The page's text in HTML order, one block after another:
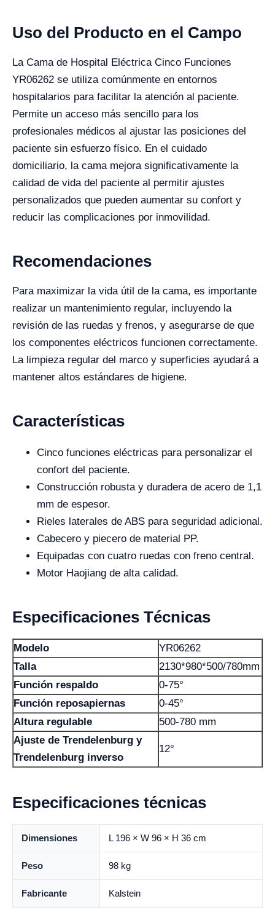
Uso del Producto en el Campo
La Cama de Hospital Eléctrica Cinco Funciones
YR06262 se utiliza comúnmente en entornos
hospitalarios para facilitar la atención al paciente.
Permite un acceso más sencillo para los
profesionales médicos al ajustar las posiciones del
paciente sin esfuerzo físico. En el cuidado
domiciliario, la cama mejora significativamente la
calidad de vida del paciente al permitir ajustes
personalizados que pueden aumentar su confort y
reducir las complicaciones por inmovilidad.
Recomendaciones
Para maximizar la vida útil de la cama, es importante
realizar un mantenimiento regular, incluyendo la
revisión de las ruedas y frenos, y asegurarse de que
los componentes eléctricos funcionen correctamente.
La limpieza regular del marco y superficies ayudará a
mantener altos estándares de higiene.
Características
Cinco funciones eléctricas para personalizar el
confort del paciente.
Construcción robusta y duradera de acero de 1,1
mm de espesor.
Rieles laterales de ABS para seguridad adicional.
Cabecero y piecero de material PP.
Equipadas con cuatro ruedas con freno central.
Motor Haojiang de alta calidad.
Especificaciones Técnicas
Modelo
YR06262
Talla
2130*980*500/780mm
Función respaldo
0-75°
Función reposapiernas
0-45°
Altura regulable
500-780 mm
Ajuste de Trendelenburg y
Trendelenburg inverso
12°
Especificaciones técnicas
Dimensiones L 196 × W 96 × H 36 cm
Peso 98 kg
Fabricante Kalstein